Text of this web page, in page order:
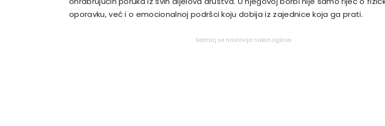
oporavku, već i o emocionalnoj podršci koju dobija iz zajednice koja ga prati.
Sadržaj se nastavlja nakon oglasa